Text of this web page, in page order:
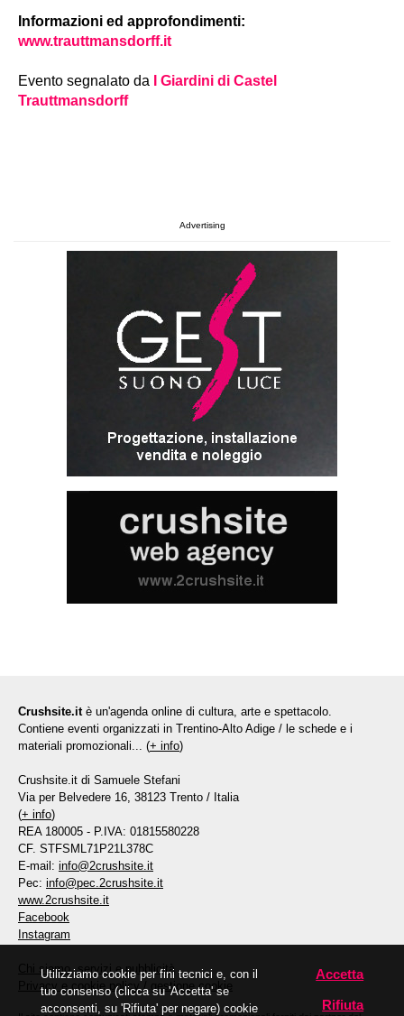
Informazioni ed approfondimenti:
www.trauttmansdorff.it
Evento segnalato da
I Giardini di Castel
Trauttmansdorff
Advertising
Crushsite.it è un'agenda online di cultura, arte e spettacolo.
Contiene eventi organizzati in Trentino-Alto Adige / le schede e i
materiali promozionali... (+ info)
Crushsite.it di Samuele Stefani
Via per Belvedere 16, 38123 Trento / Italia
(+ info)
REA 180005 - P.IVA: 01815580228
CF. STFSML71P21L378C
E-mail: info@2crushsite.it
Pec: info@pec.2crushsite.it
www.2crushsite.it
Facebook
Instagram
Chi siamo, servizi e pubblicità
Privacy e cookie policy/ gestione cookie
Utilizziamo cookie per fini tecnici e, con il
tuo consenso (clicca su 'Accetta' se
acconsenti, su 'Rifiuta' per negare) cookie
Accetta
Rifiuta